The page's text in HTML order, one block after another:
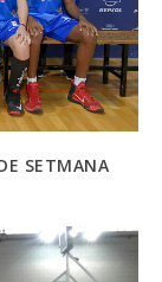
SETMANA